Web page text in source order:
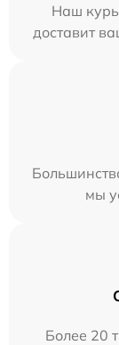
Наш
доставит
мы
Более 20